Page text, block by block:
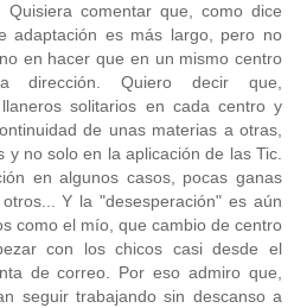
Quisiera comentar que, como dice
adaptación es más largo, pero no
en hacer que en un mismo centro
dirección. Quiero decir que,
solitarios en cada centro y
de unas materias a otras,
y no solo en la aplicación de las Tic.
en algunos casos, pocas ganas
Y la "desesperación" es aún
como el mío, que cambio de centro
con los chicos casi desde el
de correo. Por eso admiro que,
seguir trabajando sin descanso a